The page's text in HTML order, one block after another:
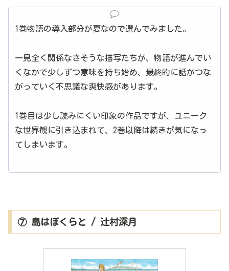
1巻物語の導入部分が夏なので選んでみました。
一見全く関係なさそうな描写たちが、物語が進んでい
くなかで少しずつ意味を持ち始め、最終的に話がつな
がっていく不思議な爽快感があります。
1巻目は少し読みにくい印象の作品ですが、ユニーク
な世界観に引き込まれて、2巻以降は続きが気になっ
てしまいます。
⑦ 島はぼくらと / 辻村深月